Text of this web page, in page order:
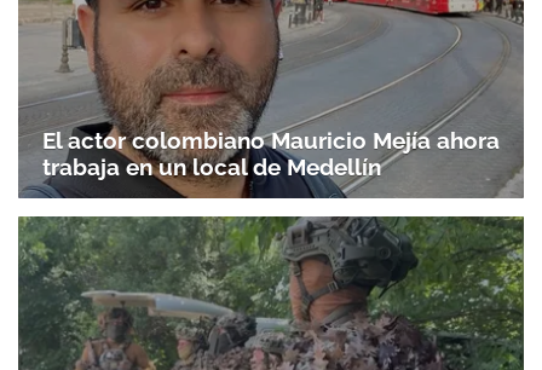
El actor colombiano Mauricio Mejía ahora
trabaja en un local de Medellín